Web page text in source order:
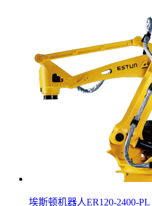
埃斯顿机器人ER120-2400-PL